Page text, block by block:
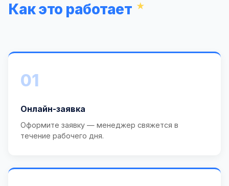
Как это работает
01
Онлайн-заявка
Оформите заявку — менеджер свяжется в
течение рабочего дня.